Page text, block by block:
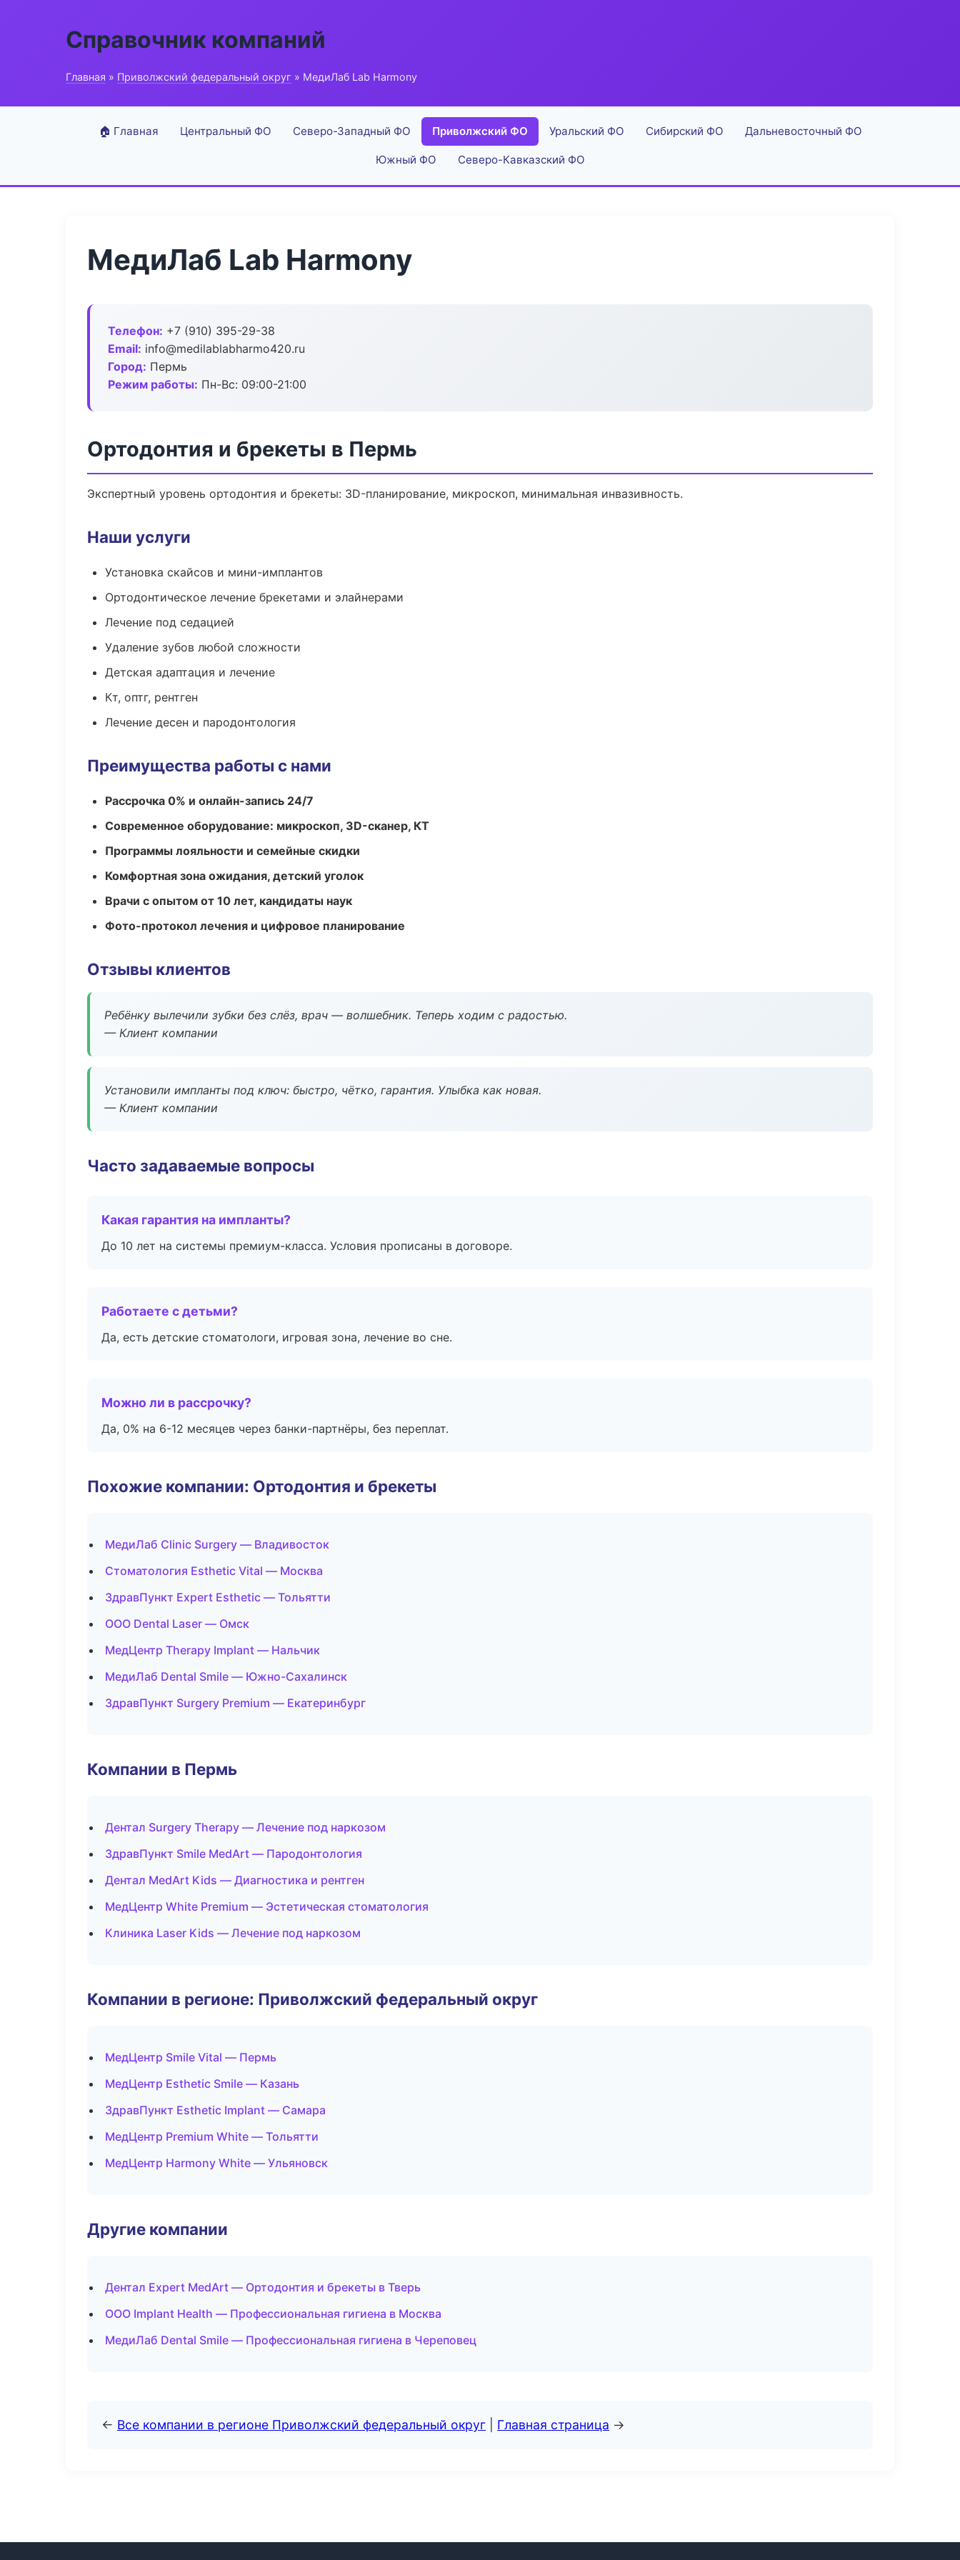
Справочник компаний
Главная » Приволжский федеральный округ » МедиЛаб Lab Harmony
🏠 Главная Центральный ФО Северо-Западный ФО Приволжский ФО Уральский ФО Сибирский ФО Дальневосточный ФО
Южный ФО Северо-Кавказский ФО
МедиЛаб Lab Harmony
Телефон: +7 (910) 395-29-38
Email: info@medilablabharmo420.ru
Город: Пермь
Режим работы: Пн-Вс: 09:00-21:00
Ортодонтия и брекеты в Пермь
Экспертный уровень ортодонтия и брекеты: 3D-планирование, микроскоп, минимальная инвазивность.
Наши услуги
Установка скайсов и мини-имплантов
Ортодонтическое лечение брекетами и элайнерами
Лечение под седацией
Удаление зубов любой сложности
Детская адаптация и лечение
Кт, оптг, рентген
Лечение десен и пародонтология
Преимущества работы с нами
Рассрочка 0% и онлайн-запись 24/7
Современное оборудование: микроскоп, 3D-сканер, КТ
Программы лояльности и семейные скидки
Комфортная зона ожидания, детский уголок
Врачи с опытом от 10 лет, кандидаты наук
Фото-протокол лечения и цифровое планирование
Отзывы клиентов
Ребёнку вылечили зубки без слёз, врач — волшебник. Теперь ходим с радостью.
— Клиент компании
Установили импланты под ключ: быстро, чётко, гарантия. Улыбка как новая.
— Клиент компании
Часто задаваемые вопросы
Какая гарантия на импланты?
До 10 лет на системы премиум-класса. Условия прописаны в договоре.
Работаете с детьми?
Да, есть детские стоматологи, игровая зона, лечение во сне.
Можно ли в рассрочку?
Да, 0% на 6-12 месяцев через банки-партнёры, без переплат.
Похожие компании: Ортодонтия и брекеты
МедиЛаб Clinic Surgery — Владивосток
Стоматология Esthetic Vital — Москва
ЗдравПункт Expert Esthetic — Тольятти
ООО Dental Laser — Омск
МедЦентр Therapy Implant — Нальчик
МедиЛаб Dental Smile — Южно-Сахалинск
ЗдравПункт Surgery Premium — Екатеринбург
Компании в Пермь
Дентал Surgery Therapy — Лечение под наркозом
ЗдравПункт Smile MedArt — Пародонтология
Дентал MedArt Kids — Диагностика и рентген
МедЦентр White Premium — Эстетическая стоматология
Клиника Laser Kids — Лечение под наркозом
Компании в регионе: Приволжский федеральный округ
МедЦентр Smile Vital — Пермь
МедЦентр Esthetic Smile — Казань
ЗдравПункт Esthetic Implant — Самара
МедЦентр Premium White — Тольятти
МедЦентр Harmony White — Ульяновск
Другие компании
Дентал Expert MedArt — Ортодонтия и брекеты в Тверь
ООО Implant Health — Профессиональная гигиена в Москва
МедиЛаб Dental Smile — Профессиональная гигиена в Череповец
← Все компании в регионе Приволжский федеральный округ Главная страница →